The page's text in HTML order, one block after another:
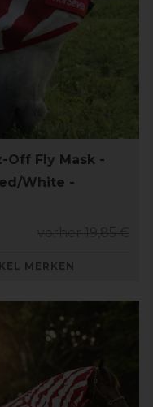
Off Fly Mask -
White -
MERKEN